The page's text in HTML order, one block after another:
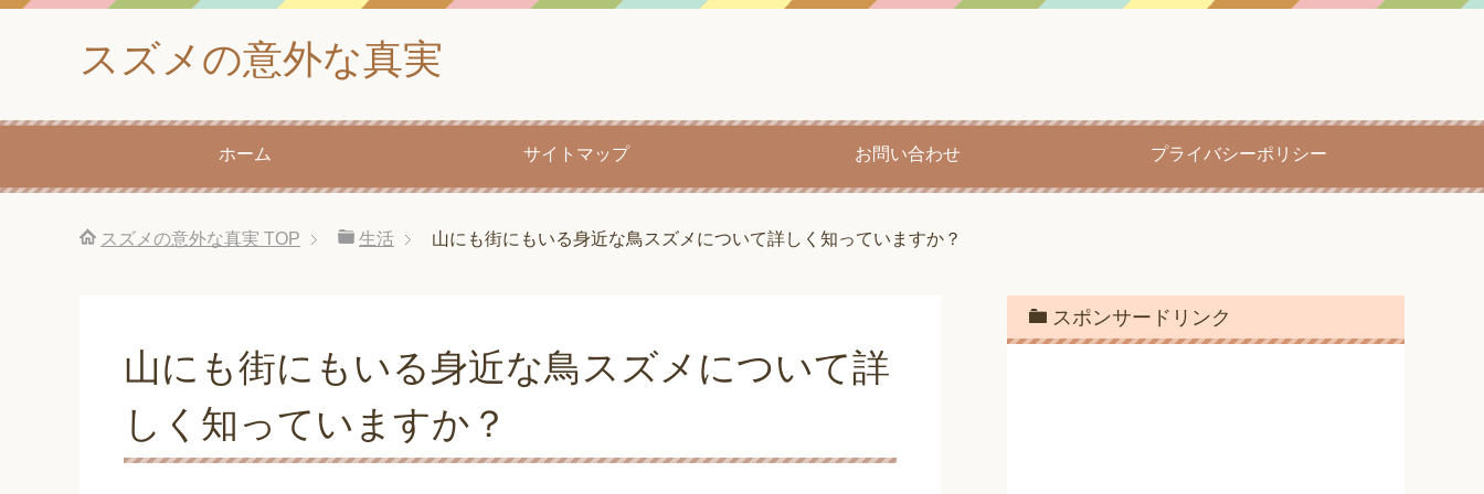
スズメの意外な真実
ホーム サイトマップ お問い合わせ プライバシーポリシー
スズメの意外な真実 TOP 生活 山にも街にもいる身近な鳥スズメについて詳しく知っていますか？
山にも街にもいる身近な鳥スズメについて詳
しく知っていますか？
スポンサードリンク